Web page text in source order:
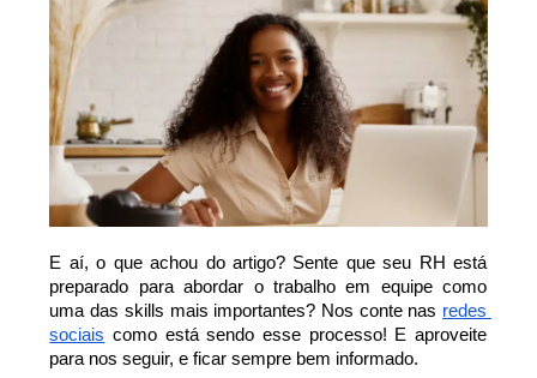
E aí, o que achou do artigo? Sente que seu RH está
preparado para abordar o trabalho em equipe como
uma das skills mais importantes? Nos conte nas redes
sociais como está sendo esse processo! E aproveite
para nos seguir, e ficar sempre bem informado.